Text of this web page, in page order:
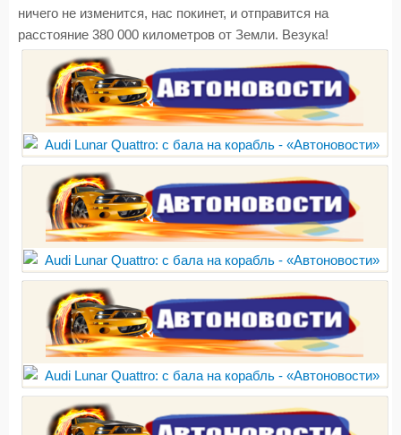
ничего не изменится, нас покинет, и отправится на
расстояние 380 000 километров от Земли. Везука!